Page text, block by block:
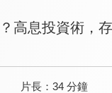
高息投資術，
片長： 34 分鐘